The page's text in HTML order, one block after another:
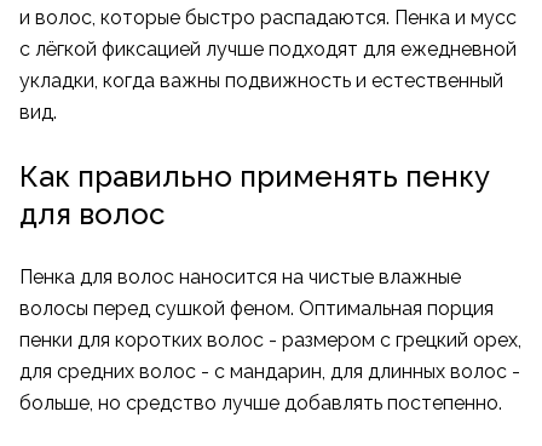
и волос, которые быстро распадаются. Пенка и мусс
с лёгкой фиксацией лучше подходят для ежедневной
укладки, когда важны подвижность и естественный
вид.
Как правильно применять пенку
для волос
Пенка для волос наносится на чистые влажные
волосы перед сушкой феном. Оптимальная порция
пенки для коротких волос - размером с грецкий орех,
для средних волос - с мандарин, для длинных волос -
больше, но средство лучше добавлять постепенно.